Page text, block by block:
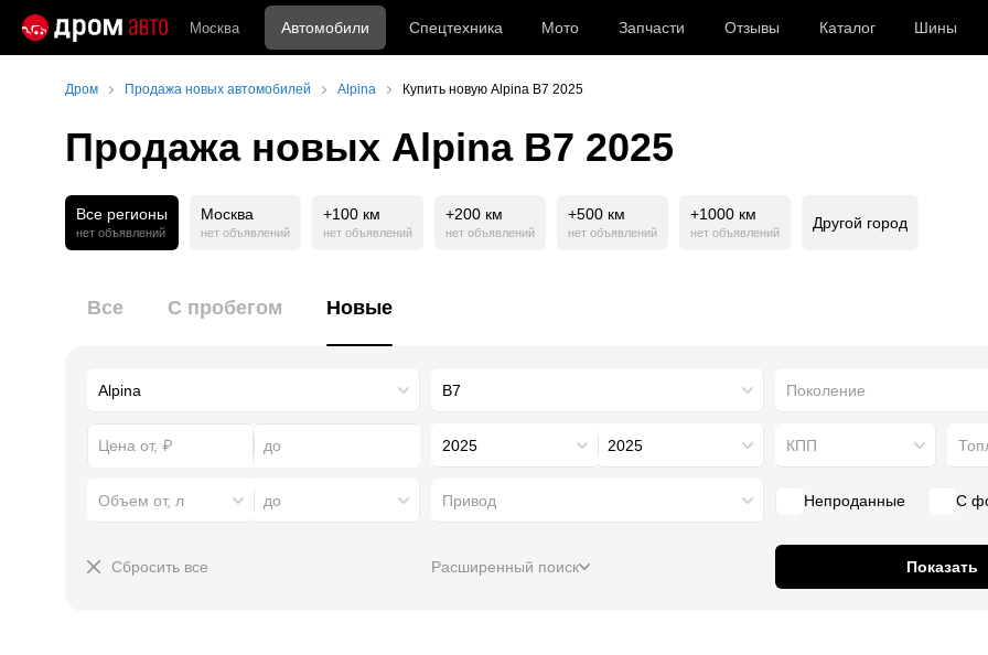
Москва Автомобили Спецтехника Мото Запчасти Отзывы Каталог Шины
Дром Продажа новых автомобилей Alpina Купить новую Alpina B7 2025
Продажа новых Alpina B7 2025
Все регионы
нет объявлений
Москва
нет объявлений
+100 км
нет объявлений
+200 км
нет объявлений
+500 км
нет объявлений
+1000 км
нет объявлений
Другой город
Все С пробегом Новые
Поколение
2025 2025 КПП
Объем от, л до Привод Непроданные С
Сбросить все Расширенный поиск Показать